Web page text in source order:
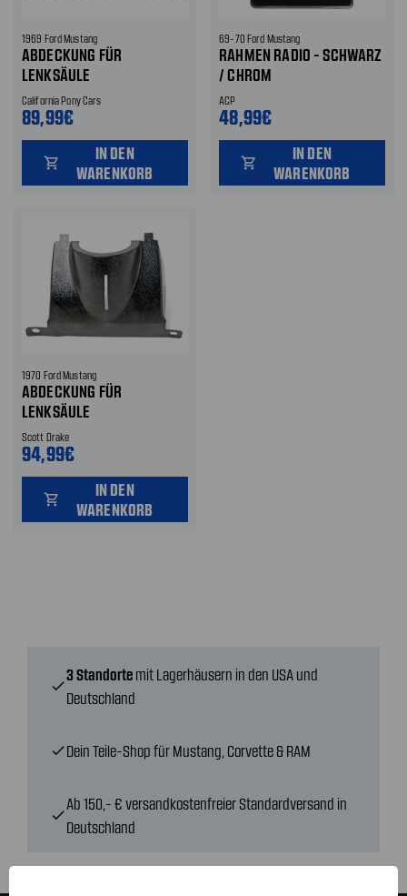
1969 Ford Mustang
ABDECKUNG FÜR
LENKSÄULE
California Pony Cars
89,99€
shopping_cart
IN DEN
WARENKORB
69-70 Ford Mustang
RAHMEN RADIO - SCHWARZ
/ CHROM
ACP
48,99€
shopping_cart
IN DEN
WARENKORB
1970 Ford Mustang
ABDECKUNG FÜR
LENKSÄULE
Scott Drake
94,99€
shopping_cart
IN DEN
WARENKORB
check
3 Standorte mit Lagerhäusern in den USA und
Deutschland
checkDein Teile-Shop für Mustang, Corvette & RAM
check
Ab 150,- € versandkostenfreier Standardversand in
Deutschland